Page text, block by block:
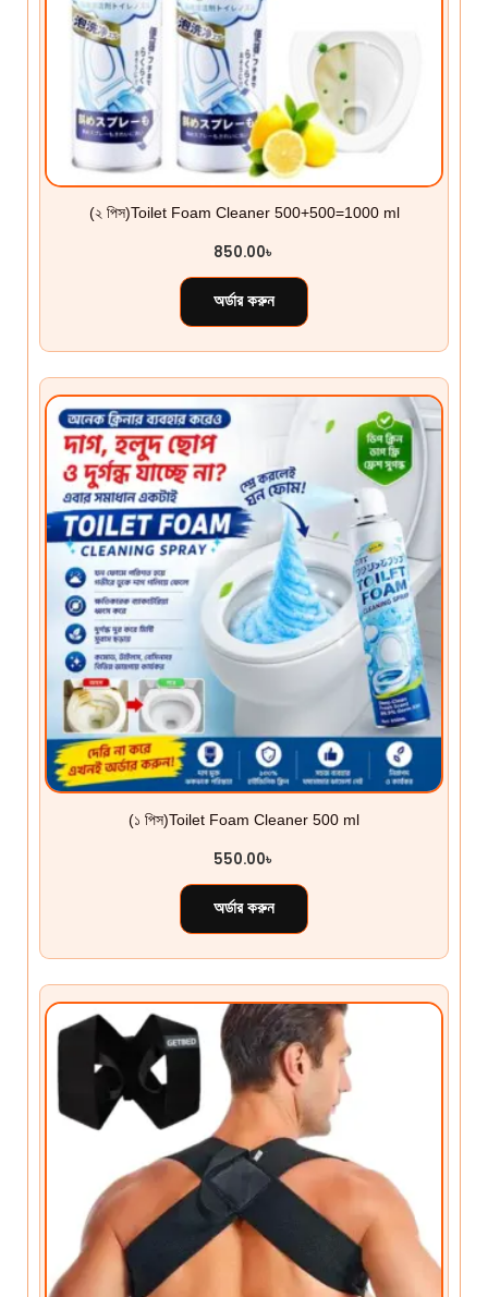
(২ পিস)Toilet Foam Cleaner 500+500=1000 ml
850.00৳
অর্ডার করুন
(১ পিস)Toilet Foam Cleaner 500 ml
550.00৳
অর্ডার করুন